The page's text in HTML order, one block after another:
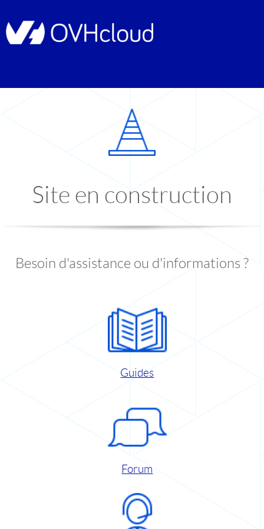
Site en construction
Besoin d'assistance ou d'informations ?
Guides
Forum